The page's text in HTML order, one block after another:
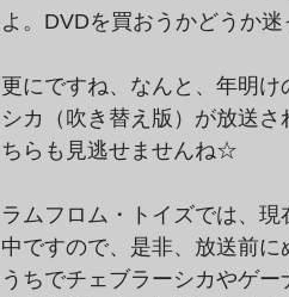
よ。DVDを買おうかどうか
更にですね、なんと、年明
シカ（吹き替え版）が放送
ちらも見逃せませんね☆
ラムフロム・トイズでは、
中ですので、是非、放送前
うちでチェブラーシカやゲ